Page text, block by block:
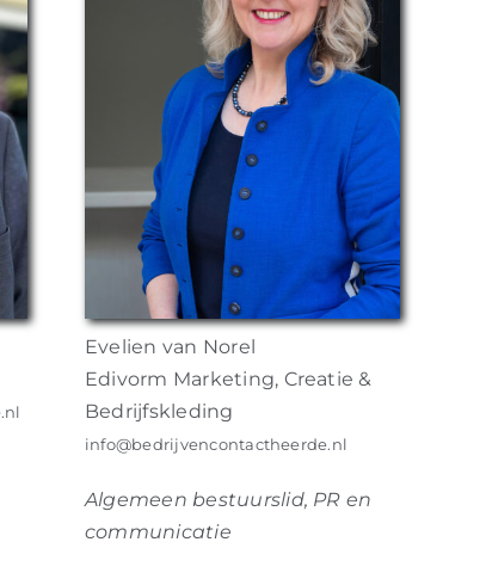
Evelien van Norel
Edivorm Marketing, Creatie &
Bedrijfskleding
info@bedrijvencontactheerde.nl
Algemeen bestuurslid, PR en
communicatie